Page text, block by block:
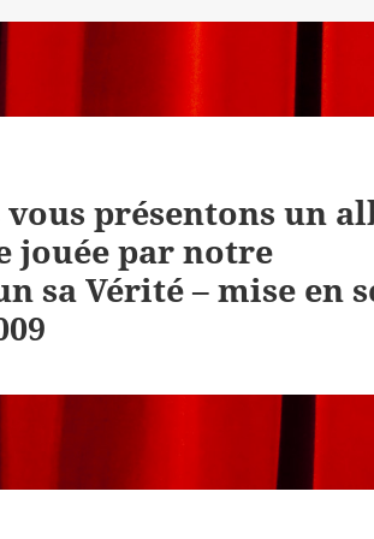
présentons un
jouée par notre
sa Vérité – mise en